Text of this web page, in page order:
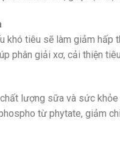
khó tiêu sẽ làm giảm hấp
phân giải xơ, cải thiện
lượng sữa và sức khỏe
từ phytate, giảm